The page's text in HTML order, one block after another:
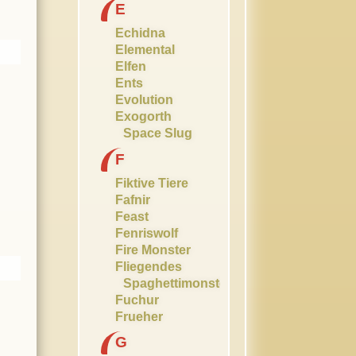
E
Echidna
Elemental
Elfen
Ents
Evolution
Exogorth
Space Slug
F
Fiktive Tiere
Fafnir
Feast
Fenriswolf
Fire Monster
Fliegendes
Spaghettimonster
Fuchur
Frueher
G